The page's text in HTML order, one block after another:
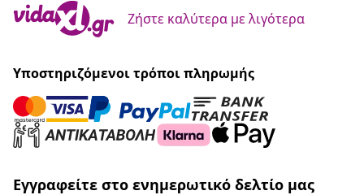
Ζήστε καλύτερα με λιγότερα
Υποστηριζόμενοι τρόποι πληρωμής
Εγγραφείτε στο ενημερωτικό δελτίο μας